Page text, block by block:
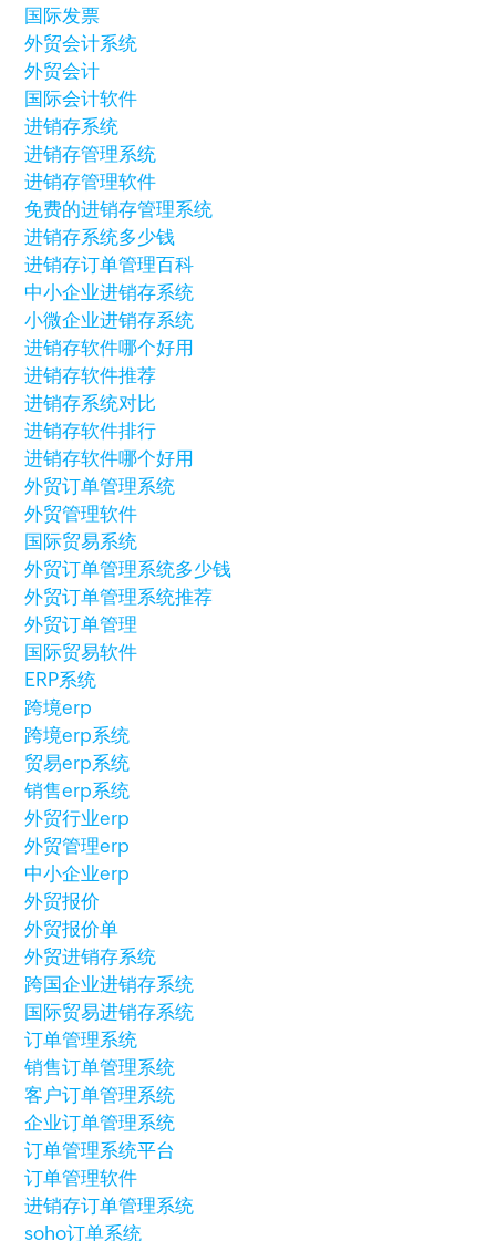
国际发票
外贸会计系统
外贸会计
国际会计软件
进销存系统
进销存管理系统
进销存管理软件
免费的进销存管理系统
进销存系统多少钱
进销存订单管理百科
中小企业进销存系统
小微企业进销存系统
进销存软件哪个好用
进销存软件推荐
进销存系统对比
进销存软件排行
进销存软件哪个好用
外贸订单管理系统
外贸管理软件
国际贸易系统
外贸订单管理系统多少钱
外贸订单管理系统推荐
外贸订单管理
国际贸易软件
ERP系统
跨境erp
跨境erp系统
贸易erp系统
销售erp系统
外贸行业erp
外贸管理erp
中小企业erp
外贸报价
外贸报价单
外贸进销存系统
跨国企业进销存系统
国际贸易进销存系统
订单管理系统
销售订单管理系统
客户订单管理系统
企业订单管理系统
订单管理系统平台
订单管理软件
进销存订单管理系统
soho订单系统